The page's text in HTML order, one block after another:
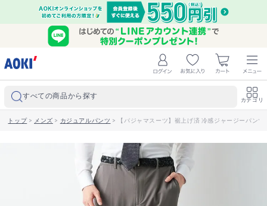
すべての商品から探す カテゴリ
トップ> メンズ > カジュアルパンツ > 【パジャマスーツ】裾上げ済 冷感ジャージーパン